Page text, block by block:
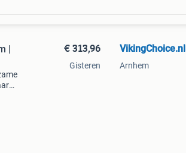
|
€ 313,96
Gisteren
VikingChoice.nl
Arnhem